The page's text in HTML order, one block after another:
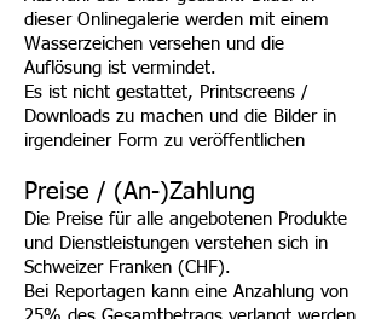
dieser Onlinegalerie werden mit einem
Wasserzeichen versehen und die
Auflösung ist vermindet.
Es ist nicht gestattet, Printscreens /
Downloads zu machen und die Bilder in
irgendeiner Form zu veröffentlichen
Preise / (An-)Zahlung
Die Preise für alle angebotenen Produkte
und Dienstleistungen verstehen sich in
Schweizer Franken (CHF).
Bei Reportagen kann eine Anzahlung von